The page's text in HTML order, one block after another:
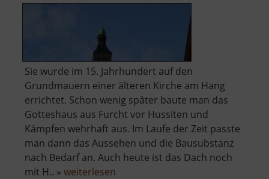
Sie wurde im 15. Jahrhundert auf den
Grundmauern einer älteren Kirche am Hang
errichtet. Schon wenig später baute man das
Gotteshaus aus Furcht vor Hussiten und
Kämpfen wehrhaft aus. Im Laufe der Zeit passte
man dann das Aussehen und die Bausubstanz
nach Bedarf an. Auch heute ist das Dach noch
mit H.. » weiterlesen